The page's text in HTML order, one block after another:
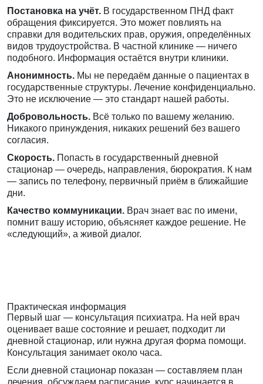
Постановка на учёт. В государственном ПНД факт
обращения фиксируется. Это может повлиять на
справки для водительских прав, оружия, определённых
видов трудоустройства. В частной клинике — ничего
подобного. Информация остаётся внутри клиники.
Анонимность. Мы не передаём данные о пациентах в
государственные структуры. Лечение конфиденциально.
Это не исключение — это стандарт нашей работы.
Добровольность. Всё только по вашему желанию.
Никакого принуждения, никаких решений без вашего
согласия.
Скорость. Попасть в государственный дневной
стационар — очередь, направления, бюрократия. К нам
— запись по телефону, первичный приём в ближайшие
дни.
Качество коммуникации. Врач знает вас по имени,
помнит вашу историю, объясняет каждое решение. Не
«следующий», а живой диалог.
Практическая информация
Первый шаг — консультация психиатра. На ней врач
оценивает ваше состояние и решает, подходит ли
дневной стационар, или нужна другая форма помощи.
Консультация занимает около часа.
Если дневной стационар показан — составляем план